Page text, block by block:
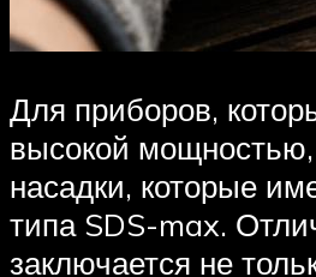
Для приборов,
высокой
насадки, которые
типа SDS-max.
заключается не